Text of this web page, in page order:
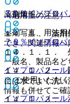
７０％イソプロパ
７０％イソプロパ
イソプロパノー
イソプロパノー
（適用上の注意）
１４．１． 薬剤
１４．１．１．
１４．１．２．
には水でよく洗い
１４．１．３．
薬剤情報
薬剤写真、用法
でき、関連情報へ
一般名、製品名ど
※ ご使用いただ
情報も併せてご確